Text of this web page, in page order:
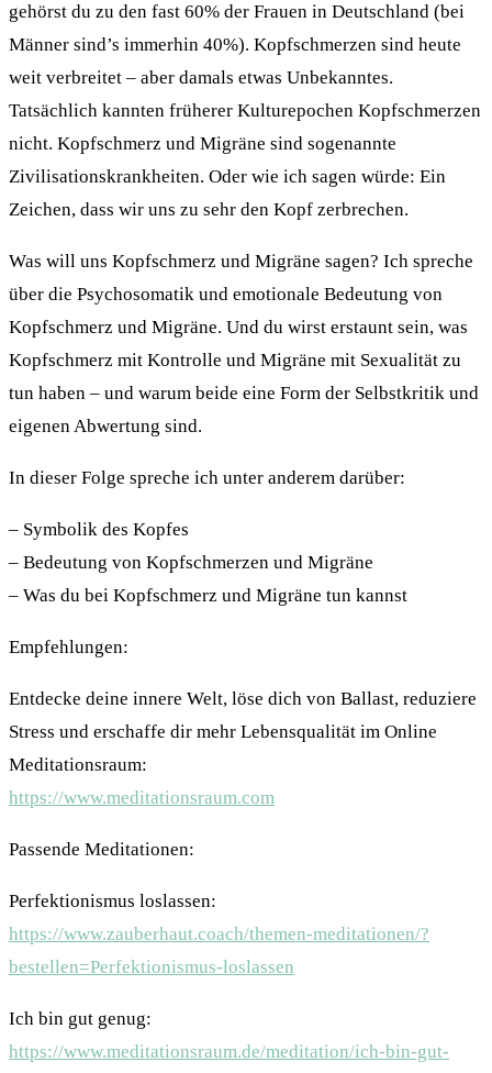
gehörst du zu den fast 60% der Frauen in Deutschland (bei
Männer sind’s immerhin 40%). Kopfschmerzen sind heute
weit verbreitet – aber damals etwas Unbekanntes.
Tatsächlich kannten früherer Kulturepochen Kopfschmerzen
nicht. Kopfschmerz und Migräne sind sogenannte
Zivilisationskrankheiten. Oder wie ich sagen würde: Ein
Zeichen, dass wir uns zu sehr den Kopf zerbrechen.
Was will uns Kopfschmerz und Migräne sagen? Ich spreche
über die Psychosomatik und emotionale Bedeutung von
Kopfschmerz und Migräne. Und du wirst erstaunt sein, was
Kopfschmerz mit Kontrolle und Migräne mit Sexualität zu
tun haben – und warum beide eine Form der Selbstkritik und
eigenen Abwertung sind.
In dieser Folge spreche ich unter anderem darüber:
– Symbolik des Kopfes
– Bedeutung von Kopfschmerzen und Migräne
– Was du bei Kopfschmerz und Migräne tun kannst
Empfehlungen:
Entdecke deine innere Welt, löse dich von Ballast, reduziere
Stress und erschaffe dir mehr Lebensqualität im Online
Meditationsraum:
https://www.meditationsraum.com
Passende Meditationen:
Perfektionismus loslassen:
https://www.zauberhaut.coach/themen-meditationen/?
bestellen=Perfektionismus-loslassen
Ich bin gut genug:
https://www.meditationsraum.de/meditation/ich-bin-gut-